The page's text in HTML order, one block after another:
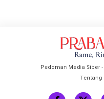
Pedoman Media Siber
Tentang